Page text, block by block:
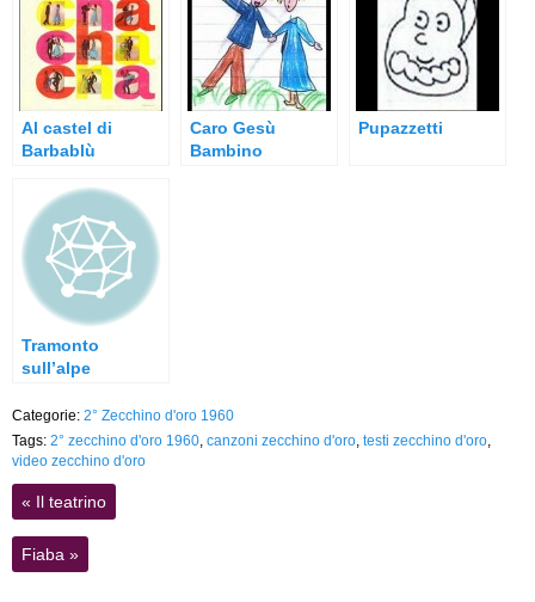
Al castel di
Barbablù
Caro Gesù
Bambino
Pupazzetti
Tramonto
sull’alpe
Categorie: 2° Zecchino d'oro 1960
Tags: 2° zecchino d'oro 1960 canzoni zecchino d'oro testi zecchino d'oro
video zecchino d'oro
« Il teatrino
Fiaba »